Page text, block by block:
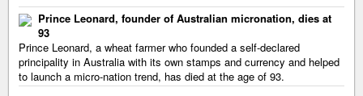
Prince Leonard, founder of Australian micronation, dies at
93
Prince Leonard, a wheat farmer who founded a self-declared
principality in Australia with its own stamps and currency and helped
to launch a micro-nation trend, has died at the age of 93.